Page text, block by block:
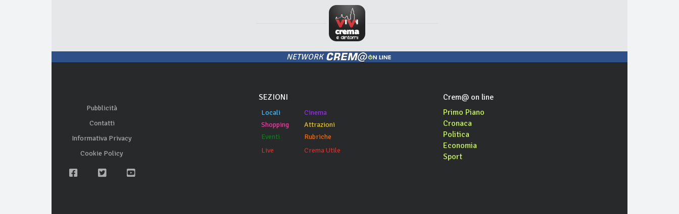
NETWORK
Pubblicità
Contatti
Informativa Privacy
Cookie Policy
SEZIONI
Locali
Shopping
Eventi
Live
Cinema
Attrazioni
Rubriche
Crema Utile
Crem@ on line
Primo Piano
Cronaca
Politica
Economia
Sport